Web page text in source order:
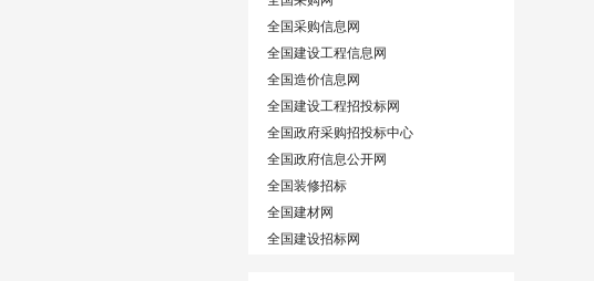
全国采购信息网
全国建设工程信息网
全国造价信息网
全国建设工程招投标网
全国政府采购招投标中心
全国政府信息公开网
全国装修招标
全国建材网
全国建设招标网